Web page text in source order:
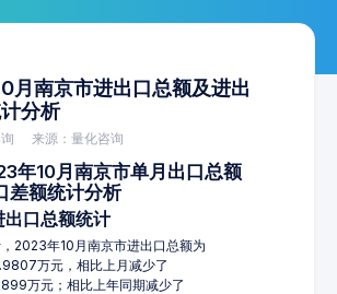
月南京市进出口总额及进出
分析
来源：量化咨询
年10月南京市单月出口总额
差额统计分析
出口总额统计
2023年10月南京市进出口总额为
万元，相比上月减少了
万元；相比上年同期减少了